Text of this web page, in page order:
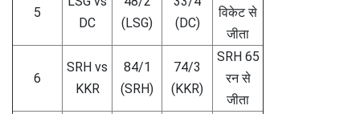
5
DC
(LSG)
(DC)
विकेट से
जीता
6
SRH vs
KKR
84/1
(SRH)
74/3
(KKR)
SRH 65
रन से
जीता